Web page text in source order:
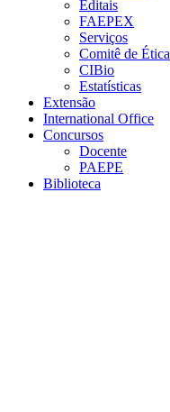
Editais
FAEPEX
Serviços
Comitê de Ética
CIBio
Estatísticas
Extensão
International Office
Concursos
Docente
PAEPE
Biblioteca